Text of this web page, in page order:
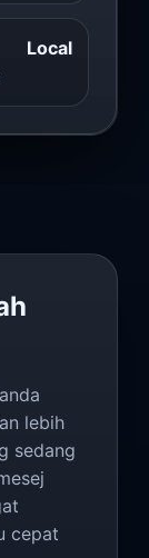
Local
lebih
sedang
cepat